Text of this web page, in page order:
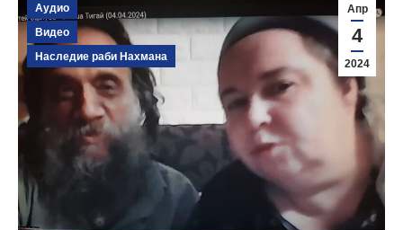
Апр
4
2024
Аудио
Видео
Наследие раби Нахмана